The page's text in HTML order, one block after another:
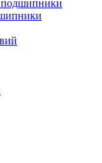
подшипники